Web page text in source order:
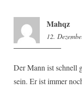
Mahqz
12.
Der Mann ist schnell
sein. Er ist immer